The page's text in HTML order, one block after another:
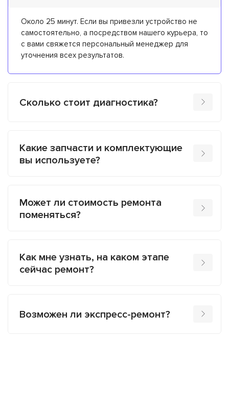
Около 25 минут. Если вы привезли устройство не
самостоятельно, а посредством нашего курьера, то
с вами свяжется персональный менеджер для
уточнения всех результатов.
Сколько стоит диагностика?
Какие запчасти и комплектующие
вы используете?
Может ли стоимость ремонта
поменяться?
Как мне узнать, на каком этапе
сейчас ремонт?
Возможен ли экспресс-ремонт?